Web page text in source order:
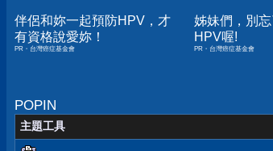
伴侶和妳一起預防HPV，才
有資格說愛妳！
PR・台灣癌症基金會
姊妹們，別
HPV喔!
PR・台灣癌症基金會
POPIN
主題工具